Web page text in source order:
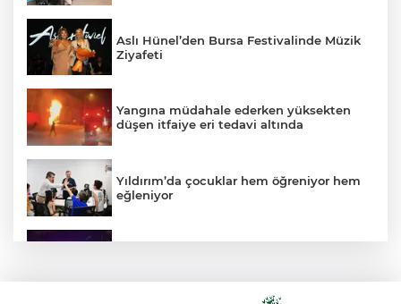
Aslı Hünel’den Bursa Festivalinde Müzik
Ziyafeti
Yangına müdahale ederken yüksekten
düşen itfaiye eri tedavi altında
Yıldırım’da çocuklar hem öğreniyor hem
eğleniyor